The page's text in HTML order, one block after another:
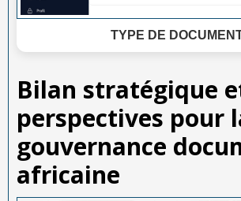
TYPE DE
Bilan stratégique
perspectives pour
gouvernance
africaine